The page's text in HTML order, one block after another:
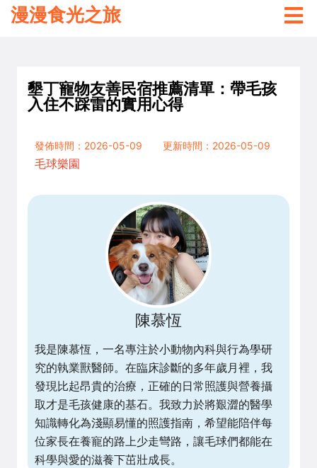
漫漫食光之旅
墾丁寵物友善民宿推薦清單：帶毛孩
入住不踩雷的實用心得
發佈時間：2026-05-09
更新時間：2026-05-09
毛球樂園
陳慕恆
我是陳慕恆，一名專注於小動物內科與行為學研
究的執業獸醫師。在臨床診斷的多年歲月裡，我
發現比起昂貴的治療，正確的日常照護與營養攝
取才是毛孩健康的基石。我致力於將艱澀的醫學
知識轉化為淺顯易懂的照護指南，希望能陪伴每
位家長在養寵的路上少走彎路，讓毛球們都能在
科學與愛的滋養下茁壯成長。